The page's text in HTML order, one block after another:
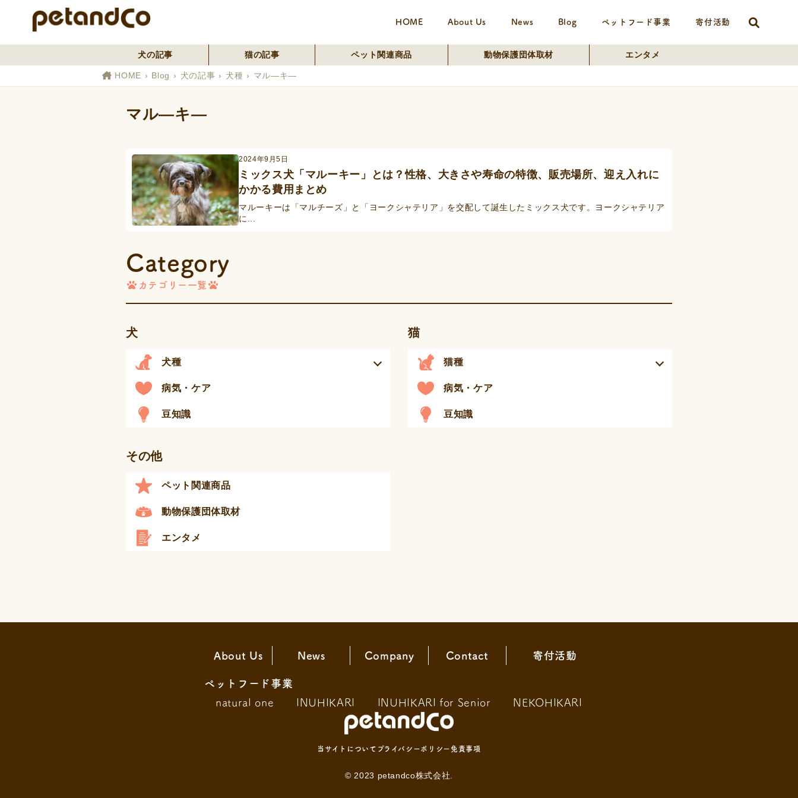
HOME About Us News Blog ペットフード事業 寄付活動
犬の記事 猫の記事 ペット関連商品 動物保護団体取材 エンタメ
HOME Blog 犬の記事 犬種 マル―キ―
マル―キ―
2024年9月5日
ミックス犬「マルーキー」とは？性格、大きさや寿命の特徴、販売場所、迎え入れに
かかる費用まとめ
マルーキーは「マルチーズ」と「ヨークシャテリア」を交配して誕生したミックス犬です。ヨークシャテリア
に...
Category
カテゴリー一覧
犬
犬種
病気・ケア
豆知識
猫
猫種
病気・ケア
豆知識
その他
ペット関連商品
動物保護団体取材
エンタメ
About Us News Company Contact 寄付活動
ペットフード事業
natural one
INUHIKARI INUHIKARI for Senior NEKOHIKARI
当サイトについて プライバシーポリシー 免責事項
© 2023 petandco株式会社.